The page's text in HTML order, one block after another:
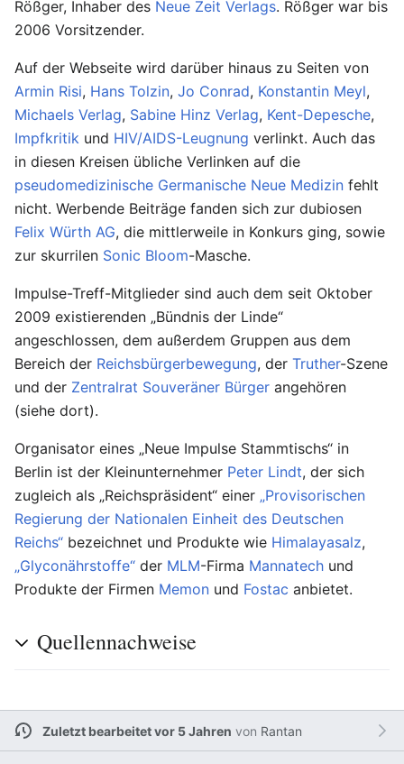
Rößger, Inhaber des Neue Zeit Verlags. Rößger war bis
2006 Vorsitzender.
Auf der Webseite wird darüber hinaus zu Seiten von
Armin Risi, Hans Tolzin, Jo Conrad, Konstantin Meyl,
Michaels Verlag, Sabine Hinz Verlag, Kent-Depesche,
Impfkritik und HIV/AIDS-Leugnung verlinkt. Auch das
in diesen Kreisen übliche Verlinken auf die
pseudomedizinische Germanische Neue Medizin fehlt
nicht. Werbende Beiträge fanden sich zur dubiosen
Felix Würth AG, die mittlerweile in Konkurs ging, sowie
zur skurrilen Sonic Bloom-Masche.
Impulse-Treff-Mitglieder sind auch dem seit Oktober
2009 existierenden „Bündnis der Linde“
angeschlossen, dem außerdem Gruppen aus dem
Bereich der Reichsbürgerbewegung, der Truther-Szene
und der Zentralrat Souveräner Bürger angehören
(siehe dort).
Organisator eines „Neue Impulse Stammtischs“ in
Berlin ist der Kleinunternehmer Peter Lindt, der sich
zugleich als „Reichspräsident“ einer „Provisorischen
Regierung der Nationalen Einheit des Deutschen
Reichs“ bezeichnet und Produkte wie Himalayasalz,
„Glyconährstoffe“ der MLM-Firma Mannatech und
Produkte der Firmen Memon und Fostac anbietet.
Quellennachweise
Zuletzt bearbeitet vor 5 Jahren von Rantan